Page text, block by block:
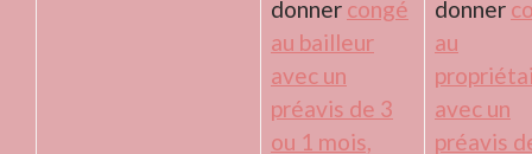
donner congé
au bailleur
avec un
préavis de 3
ou 1 mois,
donner
au
avec un
préavis